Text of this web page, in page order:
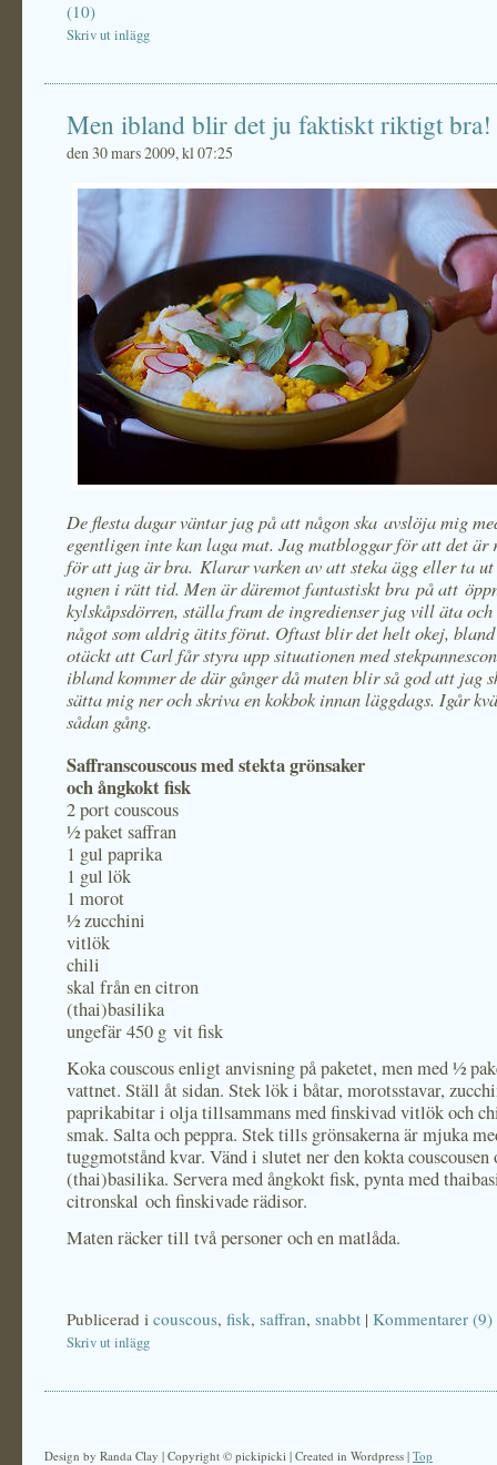
(10)
Skriv ut inlägg
Men ibland blir det ju faktiskt riktigt bra!
den 30 mars 2009, kl 07:25
De flesta dagar väntar jag på att någon ska avslöja mig
egentligen inte kan laga mat. Jag matbloggar för att det
för att jag är bra. Klarar varken av att steka ägg eller ta
ugnen i rätt tid. Men är däremot fantastiskt bra på att
kylskåpsdörren, ställa fram de ingredienser jag vill äta och
något som aldrig ätits förut. Oftast blir det helt okej,
otäckt att Carl får styra upp situationen med
ibland kommer de där gånger då maten blir så god att jag
sätta mig ner och skriva en kokbok innan läggdags. Igår
sådan gång.
Saffranscouscous med stekta grönsaker
och ångkokt fisk
2 port couscous
½ paket saffran
1 gul paprika
1 gul lök
1 morot
½ zucchini
vitlök
chili
skal från en citron
(thai)basilika
ungefär 450 g vit fisk
Koka couscous enligt anvisning på paketet, men med ½
vattnet. Ställ åt sidan. Stek lök i båtar, morotsstavar,
paprikabitar i olja tillsammans med finskivad vitlök och
smak. Salta och peppra. Stek tills grönsakerna är mjuka
tuggmotstånd kvar. Vänd i slutet ner den kokta couscousen
(thai)basilika. Servera med ångkokt fisk, pynta med
citronskal och finskivade rädisor.
Maten räcker till två personer och en matlåda.
Publicerad i couscous, fisk, saffran, snabbt | Kommentarer (9)
Skriv ut inlägg
Design by Randa Clay | Copyright © pickipicki | Created in Wordpress | Top